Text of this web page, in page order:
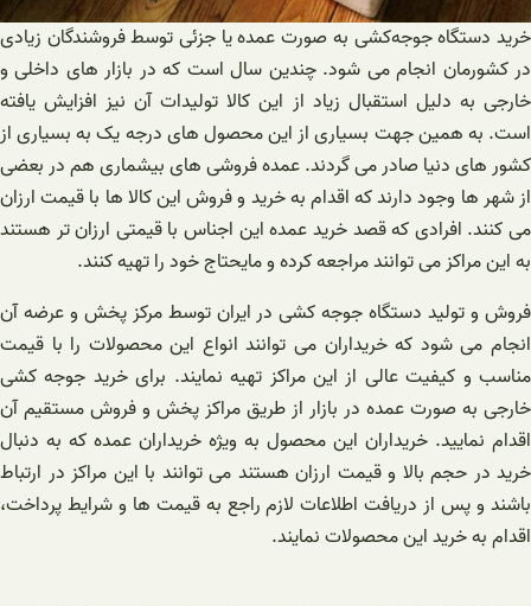
خرید دستگاه‌ جوجه‌کشی به صورت عمده یا جزئی توسط فروشندگان زیادی
در کشورمان انجام می شود. چندین سال است که در بازار های داخلی و
خارجی به دلیل استقبال زیاد از این کالا تولیدات آن نیز افزایش یافته
است. به همین جهت بسیاری از این محصول های درجه یک به بسیاری از
کشور های دنیا صادر می گردند. عمده فروشی های بیشماری هم در بعضی
از شهر ها وجود دارند که اقدام به خرید و فروش این کالا ها با قیمت ارزان
می کنند. افرادی که قصد خرید عمده این اجناس با قیمتی ارزان تر هستند
به این مراکز می توانند مراجعه کرده و مایحتاج خود را تهیه کنند.
فروش و تولید دستگاه جوجه کشی در ایران توسط مرکز پخش و عرضه آن
انجام می‌ شود که خریداران می‌ توانند انواع این محصولات را با قیمت
مناسب و کیفیت عالی از این مراکز تهیه نمایند. برای خرید جوجه کشی
خارجی به صورت عمده در بازار از طریق مراکز پخش و فروش مستقیم آن
اقدام نمایید. خریداران این محصول به ویژه خریداران عمده که به دنبال
خرید در حجم بالا و قیمت ارزان هستند می توانند با این مراکز در ارتباط
باشند و پس از دریافت اطلاعات لازم راجع به قیمت ها و شرایط پرداخت،
اقدام به خرید این محصولات نمایند.